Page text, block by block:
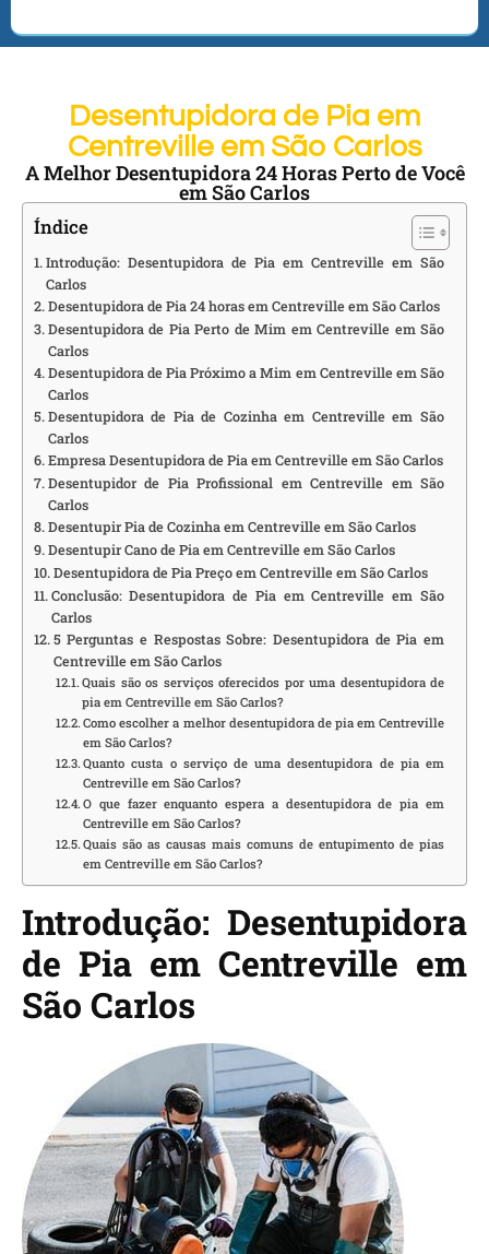
Desentupidora de Pia em
Centreville em São Carlos
A Melhor Desentupidora 24 Horas Perto de Você
em São Carlos
Índice
Introdução: Desentupidora de Pia em Centreville em São
Carlos
Desentupidora de Pia 24 horas em Centreville em São Carlos
Desentupidora de Pia Perto de Mim em Centreville em São
Carlos
Desentupidora de Pia Próximo a Mim em Centreville em São
Carlos
Desentupidora de Pia de Cozinha em Centreville em São
Carlos
Empresa Desentupidora de Pia em Centreville em São Carlos
Desentupidor de Pia Profissional em Centreville em São
Carlos
Desentupir Pia de Cozinha em Centreville em São Carlos
Desentupir Cano de Pia em Centreville em São Carlos
Desentupidora de Pia Preço em Centreville em São Carlos
Conclusão: Desentupidora de Pia em Centreville em São
Carlos
5 Perguntas e Respostas Sobre: Desentupidora de Pia em
Centreville em São Carlos
Quais são os serviços oferecidos por uma desentupidora de
pia em Centreville em São Carlos?
Como escolher a melhor desentupidora de pia em Centreville
em São Carlos?
Quanto custa o serviço de uma desentupidora de pia em
Centreville em São Carlos?
O que fazer enquanto espera a desentupidora de pia em
Centreville em São Carlos?
Quais são as causas mais comuns de entupimento de pias
em Centreville em São Carlos?
Introdução: Desentupidora
de Pia em Centreville em
São Carlos